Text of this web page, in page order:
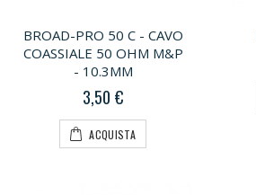
BROAD-PRO 50 C - CAVO
COASSIALE 50 OHM M&P
- 10.3MM
3,50 €
ACQUISTA